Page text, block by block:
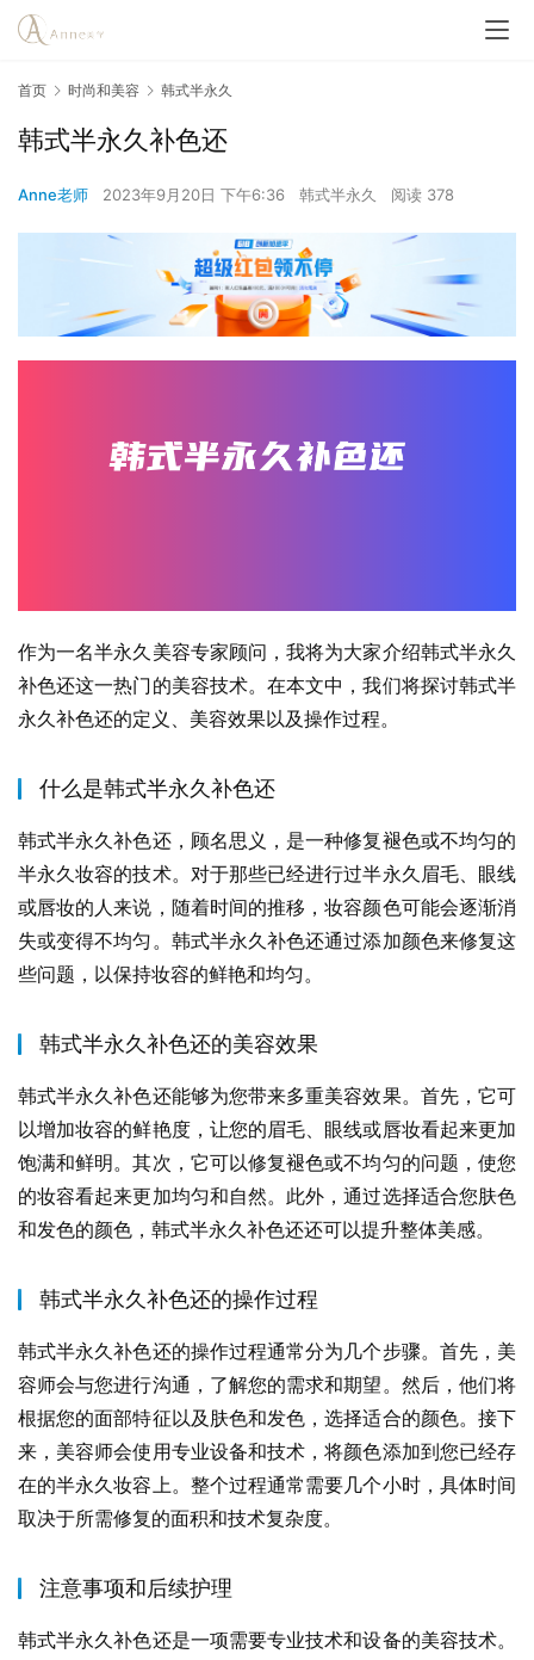
首页 时尚和美容 韩式半永久
韩式半永久补色还
Anne老师 2023年9月20日 下午6:36 韩式半永久 阅读 378
作为一名半永久美容专家顾问，我将为大家介绍韩式半永久
补色还这一热门的美容技术。在本文中，我们将探讨韩式半
永久补色还的定义、美容效果以及操作过程。
什么是韩式半永久补色还
韩式半永久补色还，顾名思义，是一种修复褪色或不均匀的
半永久妆容的技术。对于那些已经进行过半永久眉毛、眼线
或唇妆的人来说，随着时间的推移，妆容颜色可能会逐渐消
失或变得不均匀。韩式半永久补色还通过添加颜色来修复这
些问题，以保持妆容的鲜艳和均匀。
韩式半永久补色还的美容效果
韩式半永久补色还能够为您带来多重美容效果。首先，它可
以增加妆容的鲜艳度，让您的眉毛、眼线或唇妆看起来更加
饱满和鲜明。其次，它可以修复褪色或不均匀的问题，使您
的妆容看起来更加均匀和自然。此外，通过选择适合您肤色
和发色的颜色，韩式半永久补色还还可以提升整体美感。
韩式半永久补色还的操作过程
韩式半永久补色还的操作过程通常分为几个步骤。首先，美
容师会与您进行沟通，了解您的需求和期望。然后，他们将
根据您的面部特征以及肤色和发色，选择适合的颜色。接下
来，美容师会使用专业设备和技术，将颜色添加到您已经存
在的半永久妆容上。整个过程通常需要几个小时，具体时间
取决于所需修复的面积和技术复杂度。
注意事项和后续护理
韩式半永久补色还是一项需要专业技术和设备的美容技术。